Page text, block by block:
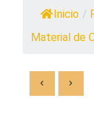
Inicio /
Material de